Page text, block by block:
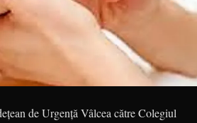
de Urgență Vâlcea către Colegiul